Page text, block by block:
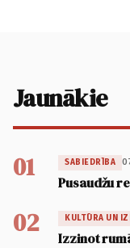
Jaunākie
01 SABIEDRĪBA
Pusaudžu
02 KULTŪRA UN
Izzinot